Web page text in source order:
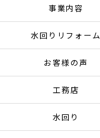
事業内容
水回りリフォーム
お客様の声
工務店
水回り